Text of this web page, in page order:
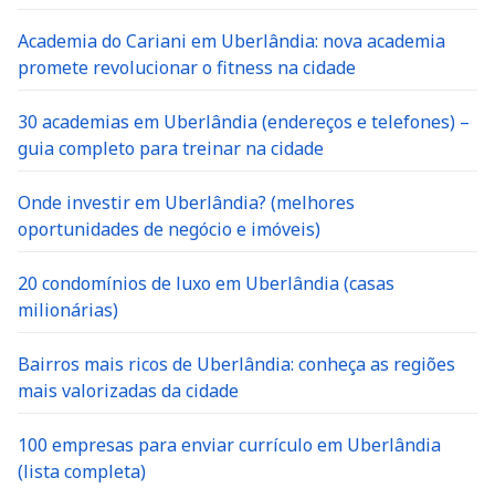
Academia do Cariani em Uberlândia: nova academia
promete revolucionar o fitness na cidade
30 academias em Uberlândia (endereços e telefones) –
guia completo para treinar na cidade
Onde investir em Uberlândia? (melhores
oportunidades de negócio e imóveis)
20 condomínios de luxo em Uberlândia (casas
milionárias)
Bairros mais ricos de Uberlândia: conheça as regiões
mais valorizadas da cidade
100 empresas para enviar currículo em Uberlândia
(lista completa)